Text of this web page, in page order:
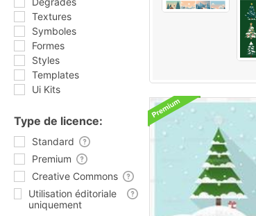
Textures
Symboles
Formes
Styles
Templates
Ui Kits
Type de licence:
Standard
Premium
Creative Commons
Utilisation éditoriale
uniquement